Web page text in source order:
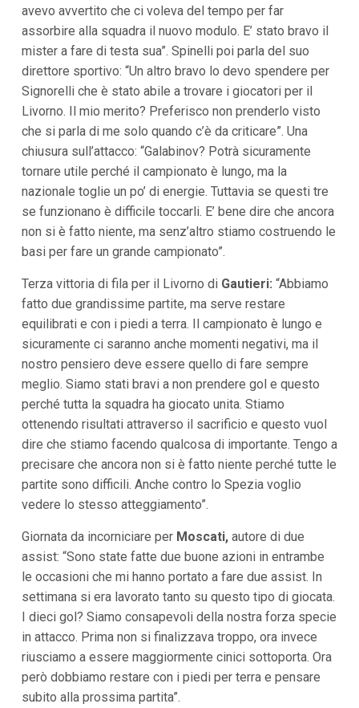
ù
P
i
n
c
i
p
a
e
V
i
i
f
o
d
o
avevo avvertito che ci voleva del tempo per far
assorbire alla squadra il nuovo modulo. E’ stato bravo il
mister a fare di testa sua”. Spinelli poi parla del suo
direttore sportivo: “Un altro bravo lo devo spendere per
Signorelli che è stato abile a trovare i giocatori per il
Livorno. Il mio merito? Preferisco non prenderlo visto
che si parla di me solo quando c’è da criticare”. Una
chiusura sull’attacco: “Galabinov? Potrà sicuramente
tornare utile perché il campionato è lungo, ma la
nazionale toglie un po’ di energie. Tuttavia se questi tre
se funzionano è difficile toccarli. E’ bene dire che ancora
non si è fatto niente, ma senz’altro stiamo costruendo le
basi per fare un grande campionato”.
Terza vittoria di fila per il Livorno di Gautieri: “Abbiamo
fatto due grandissime partite, ma serve restare
equilibrati e con i piedi a terra. Il campionato è lungo e
sicuramente ci saranno anche momenti negativi, ma il
nostro pensiero deve essere quello di fare sempre
meglio. Siamo stati bravi a non prendere gol e questo
perché tutta la squadra ha giocato unita. Stiamo
ottenendo risultati attraverso il sacrificio e questo vuol
dire che stiamo facendo qualcosa di importante. Tengo a
precisare che ancora non si è fatto niente perché tutte le
partite sono difficili. Anche contro lo Spezia voglio
vedere lo stesso atteggiamento”.
Giornata da incorniciare per Moscati,autore di due
assist: “Sono state fatte due buone azioni in entrambe
le occasioni che mi hanno portato a fare due assist. In
settimana si era lavorato tanto su questo tipo di giocata.
I dieci gol? Siamo consapevoli della nostra forza specie
in attacco. Prima non si finalizzava troppo, ora invece
riusciamo a essere maggiormente cinici sottoporta. Ora
però dobbiamo restare con i piedi per terra e pensare
subito alla prossima partita”.